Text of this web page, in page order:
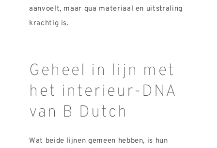
aanvoelt, maar qua materiaal en uitstraling
krachtig is.
Geheel in lijn met
het interieur-DNA
van B Dutch
Wat beide lijnen gemeen hebben, is hun